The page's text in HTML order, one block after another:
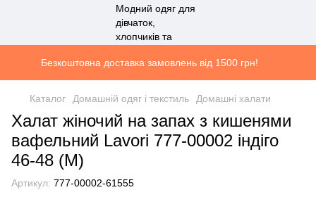
Безкоштовна доставка замовлень від 1500 грн!
Каталог Домашній одяг і текстиль Домашні халати
Халат жіночий на запах з кишенями
вафельний Lavori 777-00002 індіго
46-48 (M)
Артикул: 777-00002-61555